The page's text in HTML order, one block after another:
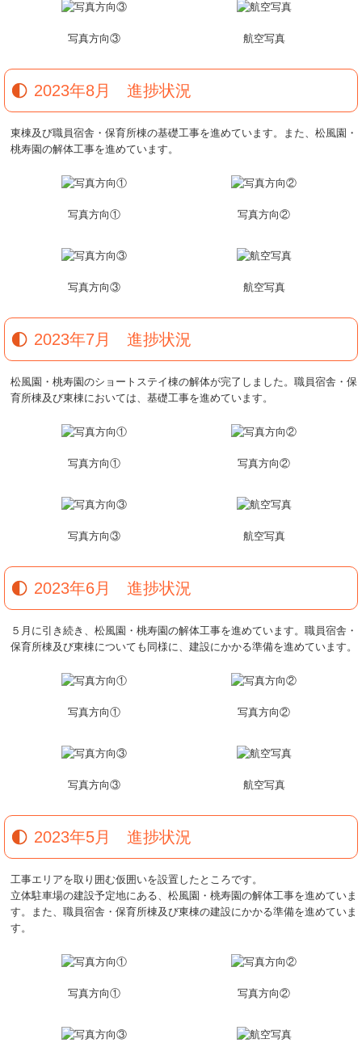
写真方向③ 航空写真
2023年8月 進捗状況
東棟及び職員宿舎・保育所棟の基礎工事を進めています。また、松風園・
桃寿園の解体工事を進めています。
写真方向① 写真方向②
写真方向③ 航空写真
2023年7月 進捗状況
松風園・桃寿園のショートステイ棟の解体が完了しました。職員宿舎・保
育所棟及び東棟においては、基礎工事を進めています。
写真方向① 写真方向②
写真方向③ 航空写真
2023年6月 進捗状況
５月に引き続き、松風園・桃寿園の解体工事を進めています。職員宿舎・
保育所棟及び東棟についても同様に、建設にかかる準備を進めています。
写真方向① 写真方向②
写真方向③ 航空写真
2023年5月 進捗状況
工事エリアを取り囲む仮囲いを設置したところです。
立体駐車場の建設予定地にある、松風園・桃寿園の解体工事を進めていま
す。また、職員宿舎・保育所棟及び東棟の建設にかかる準備を進めていま
す。
写真方向① 写真方向②